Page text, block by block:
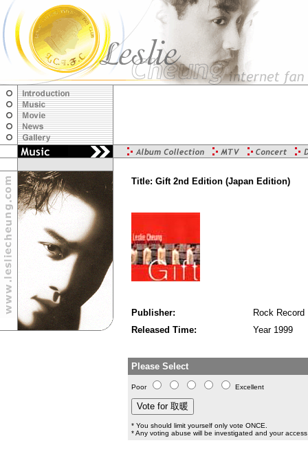
Title: Gift 2nd Edition (Japan Edition)
Publisher:
Rock Record
Released Time:
Year 1999
Please Select
Poor Excellent
* You should limit yourself only vote ONCE.
* Any voting abuse will be investigated and your